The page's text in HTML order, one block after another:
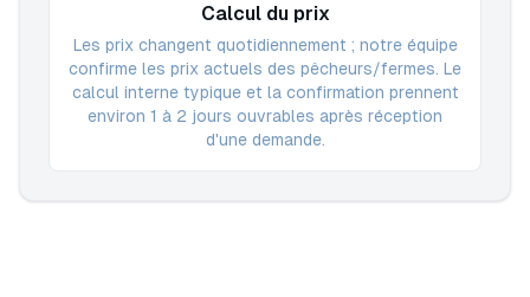
Calcul du prix
Les prix changent quotidiennement ; notre équipe
confirme les prix actuels des pêcheurs/fermes. Le
calcul interne typique et la confirmation prennent
environ 1 à 2 jours ouvrables après réception
d'une demande.